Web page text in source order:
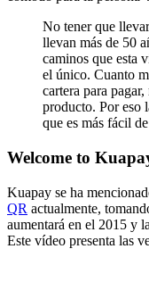
No tener que
llevan más de 50
caminos que esta
el único. Cuanto
cartera para
producto. Por eso
que es más fácil
Welcome to
Kuapay se ha
QR actualmente,
aumentará en el 2015 y
Este vídeo presenta las